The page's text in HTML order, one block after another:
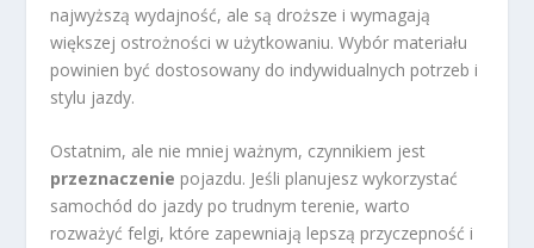
najwyższą wydajność, ale są droższe i wymagają
większej ostrożności w użytkowaniu. Wybór materiału
powinien być dostosowany do indywidualnych potrzeb i
stylu jazdy.
Ostatnim, ale nie mniej ważnym, czynnikiem jest
przeznaczenie pojazdu. Jeśli planujesz wykorzystać
samochód do jazdy po trudnym terenie, warto
rozważyć felgi, które zapewniają lepszą przyczepność i